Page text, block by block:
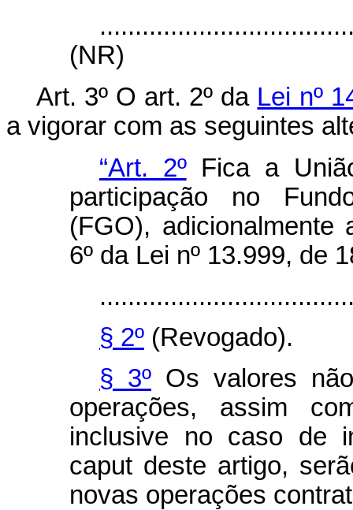
(NR)
Art. 3º O art. 2º da Lei nº
a vigorar com as seguintes
“Art. 2ºFica a
participação no
(FGO),
6º da Lei nº 13.999, de
§ 2º (Revogado).
§ 3º Os valores
operações, assim
inclusive no caso de
caput deste artigo,
novas operações